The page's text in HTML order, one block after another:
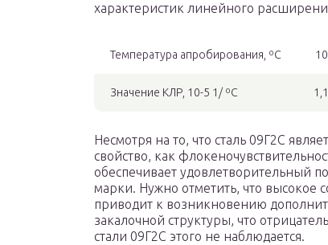
характеристик линейного
Температура апробирования, ºС
Значение КЛР, 10-5 1/ ºС
Несмотря на то, что сталь 09Г2С
свойство, как
обеспечивает удовлетворительный
марки. Нужно отметить, что высокое
приводит к возникновению
закалочной структуры, что
стали 09Г2С этого не наблюдается.